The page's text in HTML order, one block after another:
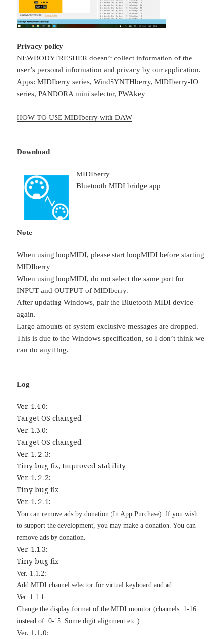
Privacy policy
NEWBODYFRESHER doesn’t collect information of the
user’s personal information and privacy by our application.
Apps: MIDIberry series, WindSYNTHberry, MIDIberry-IO
series, PANDORA mini selector, PWAkey
HOW TO USE MIDIberry with DAW
Download
MIDIberry
Bluetooth MIDI bridge app
Note
When using loopMIDI, please start loopMIDI before starting
MIDIberry
When using loopMIDI, do not select the same port for
INPUT and OUTPUT of MIDIberry.
After updating Windows, pair the Bluetooth MIDI device
again.
Large amounts of system exclusive messages are dropped.
This is due to the Windows specification, so I don’t think we
can do anything.
Log
Ver. 1.4.0:
Target OS changed
Ver. 1.3.0:
Target OS changed
Ver. 1.２.3:
Tiny bug fix, Improved stability
Ver. 1.２.2:
Tiny bug fix
Ver. 1.２.1:
You can remove ads by donation (In App Purchase).If you wish
to support the development, you may make a donation. You can
remove ads by donation.
Ver. 1.1.3:
Tiny bug fix
Ver. 1.1.2:
Add MIDI channel selector for virtual keyboard and ad.
Ver. 1.1.1:
Change the display format of the MIDI monitor (channels: 1-16
instead of 0-15. Some digit alignment etc.).
Ver. 1.1.0: